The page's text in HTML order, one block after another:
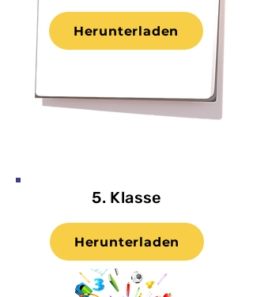
Herunterladen
5. Klasse
Herunterladen